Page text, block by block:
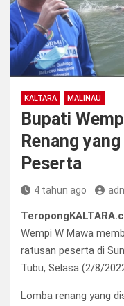
KALTARA MALINAU
Bupati
Renang
Peserta
4 tahun ago
Wempi W Mawa
ratusan peserta di
Tubu, Selasa (2/8/
Lomba renang yang